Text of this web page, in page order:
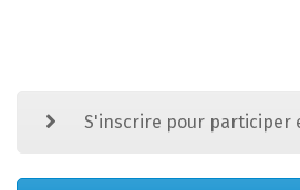
S'inscrire pour participer